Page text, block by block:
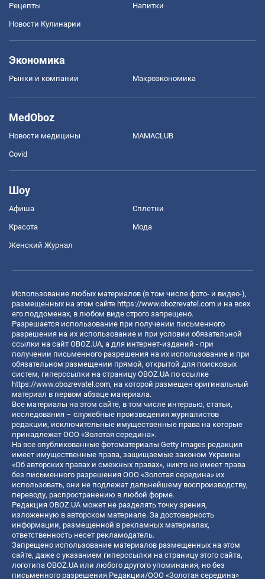
Рецепты Напитки
Новости Кулинарии
Экономика
Рынки и компании Mакроэкономика
MedOboz
Новости медицины MAMACLUB
Covid
Шоу
Афиша Сплетни
Красота Мода
Женский Журнал
Использование любых материалов (в том числе фото- и видео-),
размещенных на этом сайте https://www.obozrevatel.com и на всех
его поддоменах, в любом виде строго запрещено.
Разрешается использование при получении письменного
разрешения на их использование и при условии обязательной
ссылки на сайт OBOZ.UA, а для интернет-изданий - при
получении письменного разрешения на их использование и при
обязательном размещении прямой, открытой для поисковых
систем, гиперссылки на страницу OBOZ.UA по ссылке
https://www.obozrevatel.com, на которой размещен оригинальный
материал в первом абзаце материала.
Все материалы на этом сайте, в том числе интервью, статьи,
исследования – служебные произведения журналистов
редакции, исключительные имущественные права на которые
принадлежат ООО «Золотая середина».
На все опубликованные фотоматериалы Getty Images редакция
имеет имущественные права, защищаемые законом Украины
«Об авторских правах и смежных правах», никто не имеет права
без письменного разрешения ООО «Золотая середина» их
использовать, они не подлежат дальнейшему воспроизводству,
переводу, распространению в любой форме.
Редакция OBOZ.UA может не разделять точку зрения,
изложенную в авторском материале. За достоверность
информации, размещенной в рекламных материалах,
ответственность несет рекламодатель.
Запрещено использование материалов размещенных на этом
сайте, даже с указанием гиперссылки на страницу этого сайта,
логотипа OBOZ.UA или любого другого упоминания, но без
письменного разрешения Редакции/ООО «Золотая середина»